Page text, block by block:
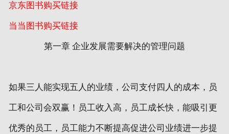
京东图书购买链接
当当图书购买链接
第一章 企业发展需要解决的管理问题
如果三人能实现五人的业绩，公司支付四人的成本，员
工和公司会双赢！员工收入高，员工成长快，能吸引更
优秀的员工，员工能力不断提高促进公司业绩进一步提